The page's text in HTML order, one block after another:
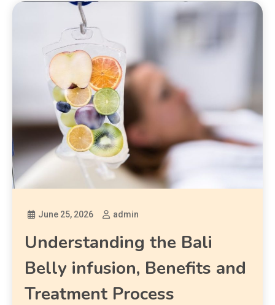
June 25, 2026 admin
Understanding the Bali
Belly infusion, Benefits and
Treatment Process